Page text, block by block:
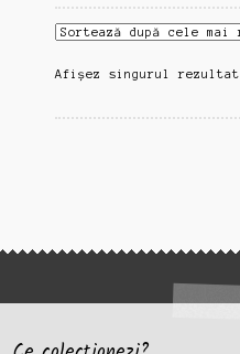
Afișez singurul rezultat